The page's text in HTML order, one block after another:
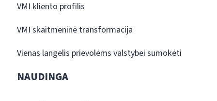
VMI kliento profilis
VMI skaitmeninė transformacija
Vienas langelis prievolėms valstybei sumokėti
NAUDINGA